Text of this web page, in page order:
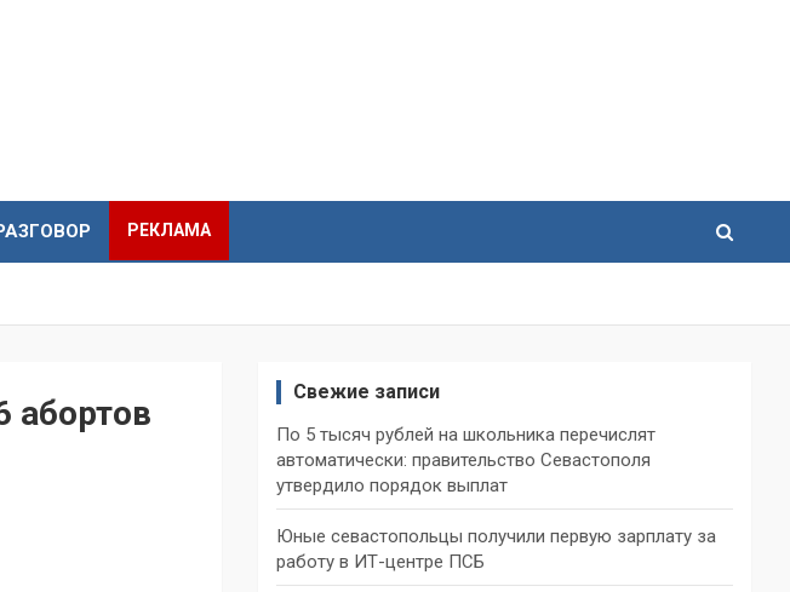
РЕКЛАМА
абортов
Свежие записи
По 5 тысяч рублей на школьника перечислят
автоматически: правительство Севастополя
утвердило порядок выплат
Юные севастопольцы получили первую зарплату за
работу в ИТ-центре ПСБ